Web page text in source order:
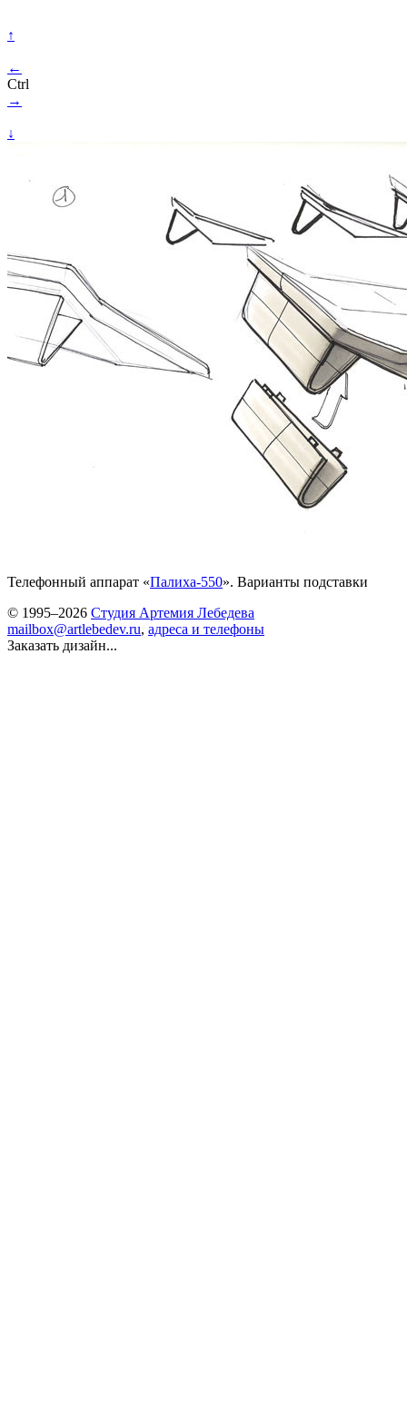
↑
←
Ctrl
→
↓
Телефонный аппарат «Палиха-550». Варианты подставки
© 1995–2026 Студия Артемия Лебедева
mailbox@artlebedev.ru, адреса и телефоны
Заказать дизайн...